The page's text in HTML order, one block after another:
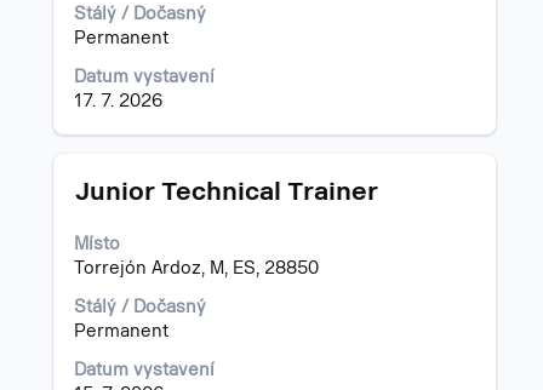
Stálý / Dočasný
Permanent
Datum vystavení
17. 7. 2026
o
profesi.
Titul
Junior Technical Trainer
Místo
Torrejón Ardoz, M, ES, 28850
Stálý / Dočasný
Permanent
Datum vystavení
Vyberte
zobrazení
veškerých
informací
o
profesi.